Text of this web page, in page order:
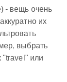
- вещь очень
их
выбрать
"travel" или